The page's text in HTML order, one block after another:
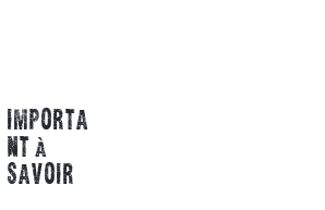
IMPORTA
NT À
SAVOIR